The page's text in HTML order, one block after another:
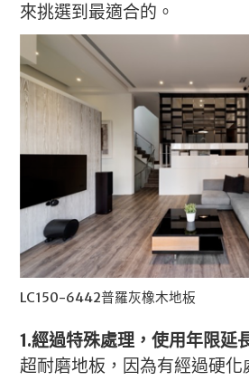
來挑選到最適合的。
LC150-6442普羅灰橡木地板
1.經過特殊處理，使用年限延
超耐磨地板，因為有經過硬